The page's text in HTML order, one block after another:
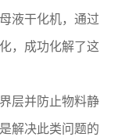
液干化机，通过
，成功化解了这
层并防止物料静
解决此类问题的